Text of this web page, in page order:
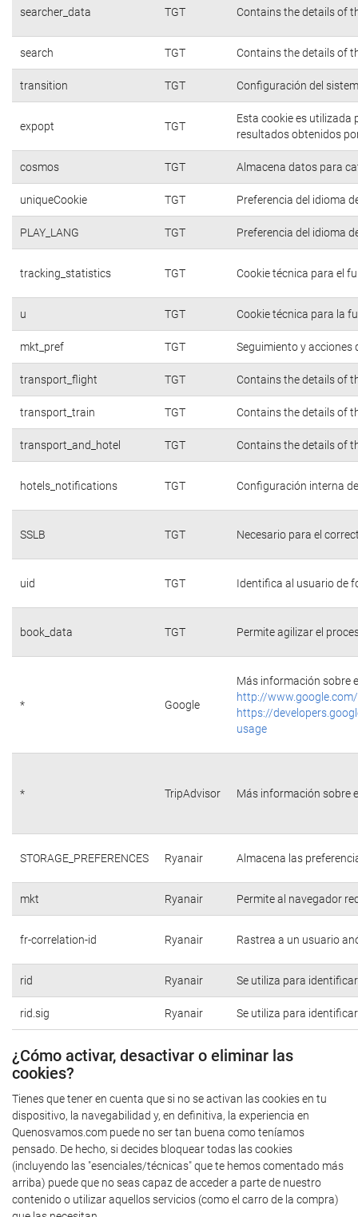
searcher_data TGT Contains the details of
search TGT Contains the details of
transition TGT Configuración del
expopt TGT
Esta cookie es utilizada
resultados obtenidos
cosmos TGT Almacena datos para
uniqueCookie TGT Preferencia del idioma
PLAY_LANG TGT Preferencia del idioma
tracking_statistics TGT Cookie técnica para el
u TGT Cookie técnica para la
mkt_pref TGT Seguimiento y acciones
transport_flight TGT Contains the details of
transport_train TGT Contains the details of
transport_and_hotel TGT Contains the details of
hotels_notifications TGT Configuración interna
SSLB TGT Necesario para el
uid TGT Identifica al usuario de
book_data TGT Permite agilizar el
* Google
Más información sobre
http://
https://
usage
* TripAdvisor Más información sobre
STORAGE_PREFERENCES Ryanair Almacena las
mkt Ryanair Permite al navegador
fr-correlation-id Ryanair Rastrea a un usuario
rid Ryanair Se utiliza para
rid.sig Ryanair Se utiliza para
¿Cómo activar, desactivar o eliminar las
cookies?
Tienes que tener en cuenta que si no se activan las cookies en tu
dispositivo, la navegabilidad y, en definitiva, la experiencia en
Quenosvamos.com puede no ser tan buena como teníamos
pensado. De hecho, si decides bloquear todas las cookies
(incluyendo las "esenciales/técnicas" que te hemos comentado más
arriba) puede que no seas capaz de acceder a parte de nuestro
contenido o utilizar aquellos servicios (como el carro de la compra)